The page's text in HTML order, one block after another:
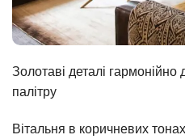
Золотаві деталі
палітру
Вітальня в коричневих